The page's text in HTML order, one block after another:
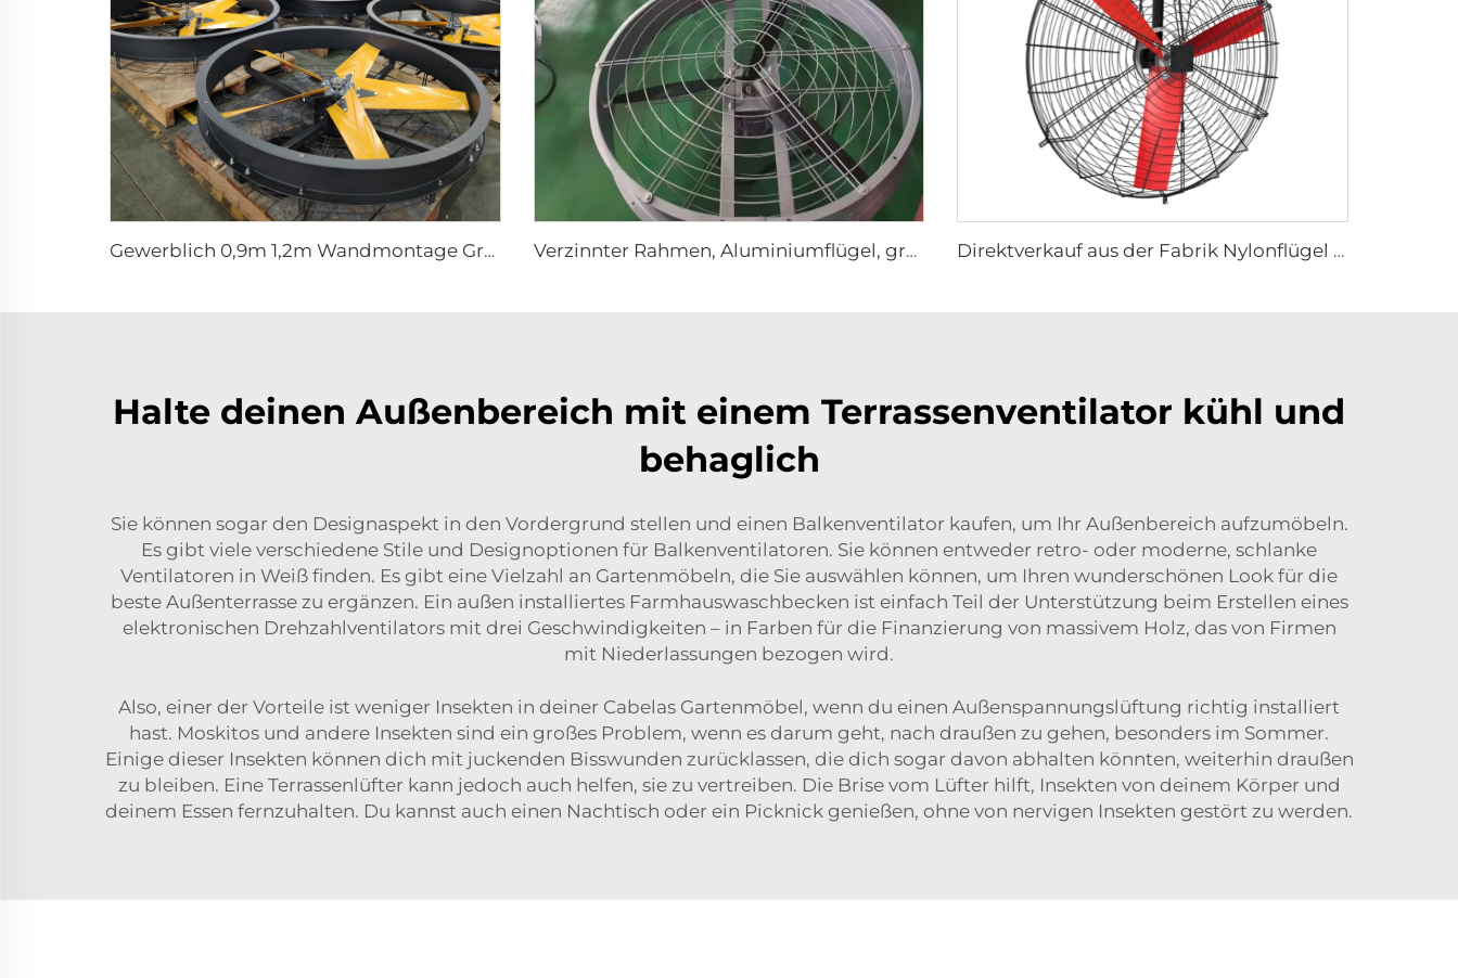
Gewerblich 0,9m 1,2m Wandmontage Großer Ventilator 220V Motor für Fertigungsbetriebe Restaurants Farmen Hotels Verzinnter Rahmen, Aluminiumflügel, großer Luftdurchsatz, hohe Geschwindigkeit, 950mm runder Kuhstallventilator Direktverkauf aus der Fabrik Nylonflügel Kühlventilator für Milchviehställe und Rindfarmhäuser, industrielle Lüftungsventilatoren
Halte deinen Außenbereich mit einem Terrassenventilator kühl und
behaglich
Sie können sogar den Designaspekt in den Vordergrund stellen und einen Balkenventilator kaufen, um Ihr Außenbereich aufzumöbeln.
Es gibt viele verschiedene Stile und Designoptionen für Balkenventilatoren. Sie können entweder retro- oder moderne, schlanke
Ventilatoren in Weiß finden. Es gibt eine Vielzahl an Gartenmöbeln, die Sie auswählen können, um Ihren wunderschönen Look für die
beste Außenterrasse zu ergänzen. Ein außen installiertes Farmhauswaschbecken ist einfach Teil der Unterstützung beim Erstellen eines
elektronischen Drehzahlventilators mit drei Geschwindigkeiten – in Farben für die Finanzierung von massivem Holz, das von Firmen
mit Niederlassungen bezogen wird.
Also, einer der Vorteile ist weniger Insekten in deiner Cabelas Gartenmöbel, wenn du einen Außenspannungslüftung richtig installiert
hast. Moskitos und andere Insekten sind ein großes Problem, wenn es darum geht, nach draußen zu gehen, besonders im Sommer.
Einige dieser Insekten können dich mit juckenden Bisswunden zurücklassen, die dich sogar davon abhalten könnten, weiterhin draußen
zu bleiben. Eine Terrassenlüfter kann jedoch auch helfen, sie zu vertreiben. Die Brise vom Lüfter hilft, Insekten von deinem Körper und
deinem Essen fernzuhalten. Du kannst auch einen Nachtisch oder ein Picknick genießen, ohne von nervigen Insekten gestört zu werden.